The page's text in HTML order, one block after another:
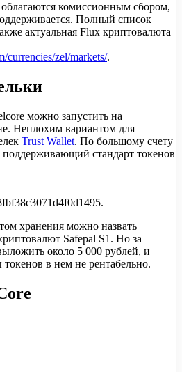
комиссионным сбором,
Полный список
актуальная Flux криптовалюта
currencies/zel/markets/.
можно запустить на
Неплохим вариантом для
Trust Wallet. По большому счету
стандарт токенов
хранения можно назвать
Safepal S1. Но за
около 5 000 рублей, и
в нем не рентабельно.